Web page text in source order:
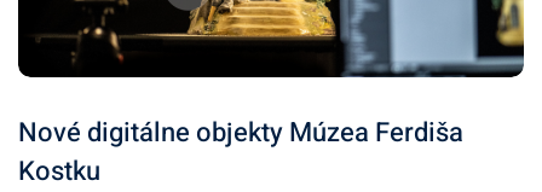
Nové digitálne objekty Múzea Ferdiša
Kostku